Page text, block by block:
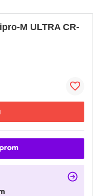
M ULTRA CR-